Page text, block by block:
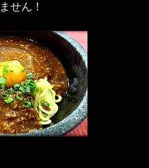
せん！